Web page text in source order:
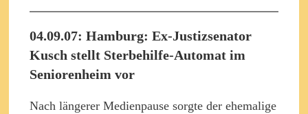
04.09.07: Hamburg: Ex-Justizsenator
Kusch stellt Sterbehilfe-Automat im
Seniorenheim vor
Nach längerer Medienpause sorgte der ehemalige